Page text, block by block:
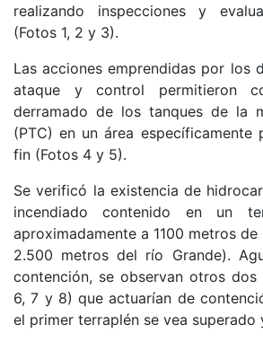
realizando inspecciones y
(Fotos 1, 2 y 3).
Las acciones emprendidas por los
ataque y control permitieron
derramado de los tanques de la
(PTC) en un área específicamente
fin (Fotos 4 y 5).
Se verificó la existencia de
incendiado contenido en un
aproximadamente a 1100 metros
2.500 metros del río Grande).
contención, se observan otros dos
6, 7 y 8) que actuarían de
el primer terraplén se vea superado